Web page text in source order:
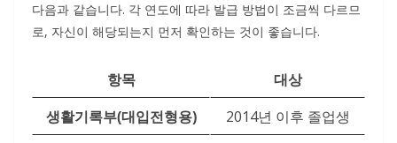
다음과 같습니다. 각 연도에 따라 발급 방법이 조금씩 다르므
로, 자신이 해당되는지 먼저 확인하는 것이 좋습니다.
항목
대상
생활기록부(대입전형용)
2014년 이후 졸업생